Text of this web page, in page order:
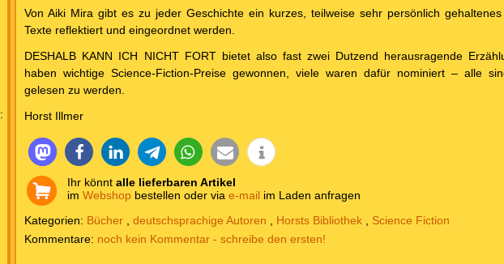
Von Aiki Mira gibt es zu jeder Geschichte ein kurzes, teilweise sehr persönlich
Texte reflektiert und eingeordnet werden.
DESHALB KANN ICH NICHT FORT bietet also fast zwei Dutzend herausragende
haben wichtige Science-Fiction-Preise gewonnen, viele waren dafür nominiert – alle
gelesen zu werden.
Horst Illmer
Ihr könntalle lieferbaren Artikel
imWebshop bestellen oder viae-mail im Laden anfragen
Kategorien: Bücher ,deutschsprachige Autoren , Horsts Bibliothek , Science Fiction
noch kein Kommentar - schreibe den ersten!